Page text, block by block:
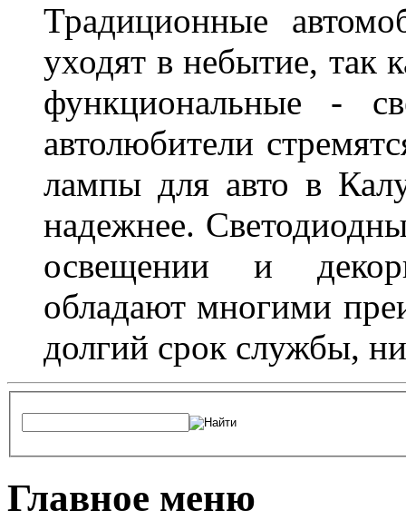
Традиционные
уходят в небытие, так
функциональные -
автолюбители
лампы для авто в
надежнее.
освещении и
обладают многими
долгий срок службы,
Главное меню